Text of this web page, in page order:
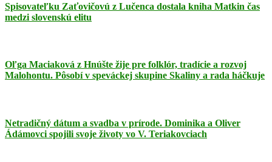
Spisovateľku Zaťovičovú z Lučenca dostala kniha Matkin čas
medzi slovenskú elitu
Oľga Maciaková z Hnúšte žije pre folklór, tradície a rozvoj
Malohontu. Pôsobí v speváckej skupine Skaliny a rada háčkuje
Netradičný dátum a svadba v prírode. Dominika a Oliver
Ádámovci spojili svoje životy vo V. Teriakovciach